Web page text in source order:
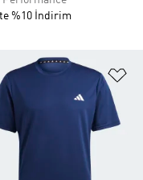
%10 İndirim
Ekle